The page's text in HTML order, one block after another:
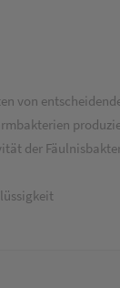
von
der